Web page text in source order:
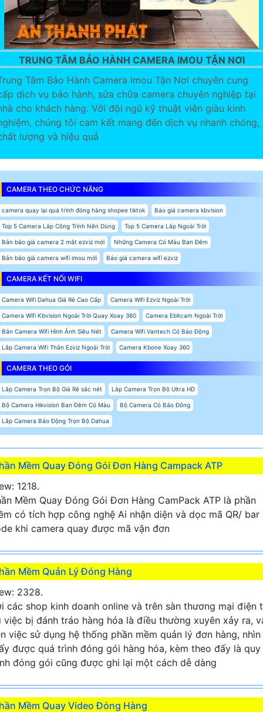
TRUNG TÂM BẢO HÀNH CAMERA IMOU TẬN NƠI
Tâm Bảo Hành Camera Imou Tận Nơi chuyên cung
dịch vụ bảo hành, sửa chữa camera chuyên nghiệp tại
cho khách hàng. Với đội ngũ kỹ thuật viên giàu kinh
chúng tôi cam kết mang đến dịch vụ nhanh chóng,
lượng và hiệu quả
CAMERA THEO CHỨC NĂNG
camera quay lại quá trình đóng hàng shopee tiktok Báo giá camera kbvision
Top 5 Camera Lắp Công Trình Nên Dùng Top 5 Camera Lắp Ngoài Trời
Bản báo giá camera 2 mắt ezviz mới Những Camera Có Màu Ban Đêm
Bản báo giá camera wifi imou mới Báo giá camera wifi ezviz
CAMERA KẾT NỐI WIFI
Camera Wifi Dahua Giá Rẻ Cao Cấp Camera Wifi Ezviz Ngoài Trời
Camera Wifi Kbvision Ngoài Trời Quay Xoay 360 Camera Ebitcam Ngoài Trời
Bán Camera Wifi Hình Ảnh Siêu Nét Camera Wifi Vantech Có Báo Động
Lắp Camera Wifi Thân Ezviz Ngoài Trời Camera Kbone Xoay 360
CAMERA THEO GÓI
Lắp Camera Trọn Bộ Giá Rẻ sắc nét Lắp Camera Trọn Bộ Ultra HD
Bộ Camera Hikvision Ban Đêm Có Màu Bộ Camera Có Báo Đông
Lắp Camera Báo Động Trọn Bộ Dahua
Mềm Quay Đóng Gói Đơn Hàng Campack ATP
1218.
Mềm Quay Đóng Gói Đơn Hàng CamPack ATP là phần
có tích hợp công nghệ Ai nhận diện và dọc mã QR/ bar
khi camera quay được mã vận đơn
Mềm Quản Lý Đóng Hàng
2328.
các shop kinh doanh online và trên sàn thương mại điện
việc bị đánh tráo hàng hóa là điều thường xuyên xảy ra,
việc sử dụng hệ thống phần mềm quản lý đơn hàng, nhìn
được quá trình đóng gói hàng hóa, kèm theo đấy là quy
đóng gói cũng được ghi lại một cách dễ dàng
Mềm Quay Video Đóng Hàng